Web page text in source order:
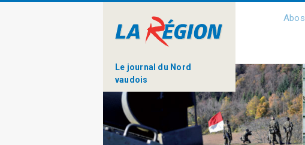
Le journal du Nord
vaudois
Abos